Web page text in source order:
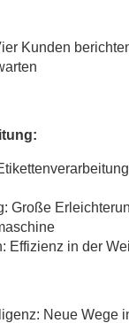
Kunden
Große
Effizienz in der
Neue Wege